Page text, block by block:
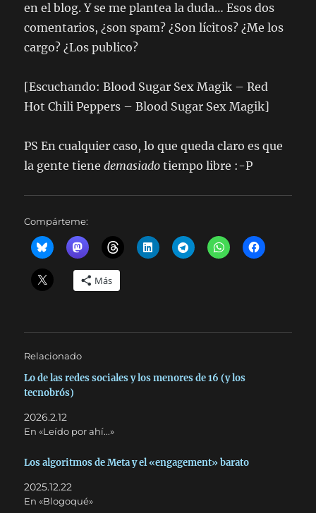
en el blog. Y se me plantea la duda… Esos dos
comentarios, ¿son spam? ¿Son lícitos? ¿Me los
cargo? ¿Los publico?
[Escuchando: Blood Sugar Sex Magik – Red
Hot Chili Peppers – Blood Sugar Sex Magik]
PS En cualquier caso, lo que queda claro es que
la gente tienedemasiado tiempo libre :-P
Compárteme:
Más
Relacionado
Lo de las redes sociales y los menores de 16 (y los
tecnobrós)
2026.2.12
En «Leído por ahí...»
Los algoritmos de Meta y el «engagement» barato
2025.12.22
En «Blogoqué»